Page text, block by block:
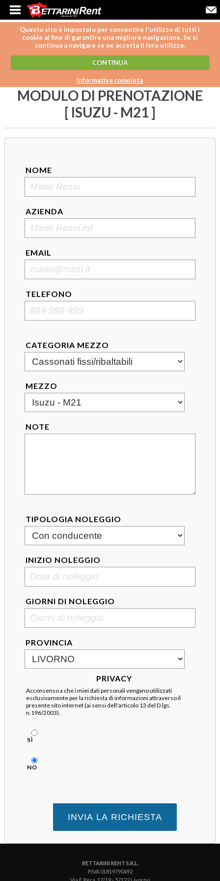
Questo sito è impostato per consentire l'utilizzo di tutti i
cookie al fine di garantire una migliore navigazione. Se si
continua a navigare se ne accetta il loro utilizzo.
CONTINUA
Informativa completa
MODULO DI PRENOTAZIONE
[ ISUZU - M21 ]
NOME
AZIENDA
EMAIL
TELEFONO
CATEGORIA MEZZO
MEZZO
NOTE
TIPOLOGIA NOLEGGIO
INIZIO NOLEGGIO
GIORNI DI NOLEGGIO
PROVINCIA
PRIVACY
Acconsenso a che i miei dati personali vengano utilizzati
esclusivamente per la richiesta di informazioni attraverso il
presente sito internet (ai sensi dell'articolo 13 del D.lgs.
n.196/2003).
SÌ
NO
BETTARINI RENT S.R.L.
P.IVA 01819790492
Via F. Pera, 17/19 - 57122 Livorno